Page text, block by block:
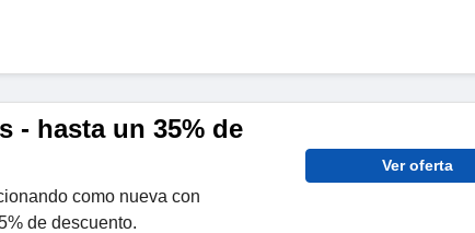
- hasta un 35% de
como nueva con
de descuento.
Ver oferta